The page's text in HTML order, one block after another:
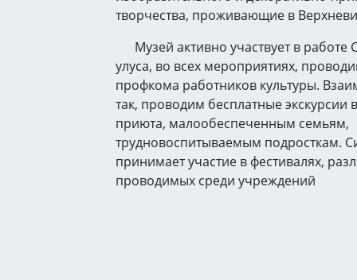
творчества, проживающие в
Музей активно участвует в работе
улуса, во всех мероприятиях,
профкома работников культуры.
так, проводим бесплатные экскурсии
приюта, малообеспеченным семьям,
трудновоспитываемым подросткам.
принимает участие в фестивалях,
проводимых среди учреждений